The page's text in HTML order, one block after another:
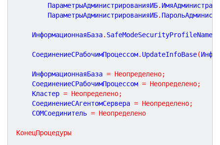
		ПараметрыАдминистрированияИБ
.
		ПараметрыАдминистрированияИБ
.
	ИнформационнаяБаза
. SafeModeSecurityProfileName
	СоединениеСРабочимПроцессом
. UpdateInfoBase(
	ИнформационнаяБаза
= Неопределено;
	СоединениеСРабочимПроцессом
= Неопределено;
	Кластер
= Неопределено;
	СоединениеСАгентомСервера
= Неопределено;
	COMСоединитель
= Неопределено
КонецПроцедуры